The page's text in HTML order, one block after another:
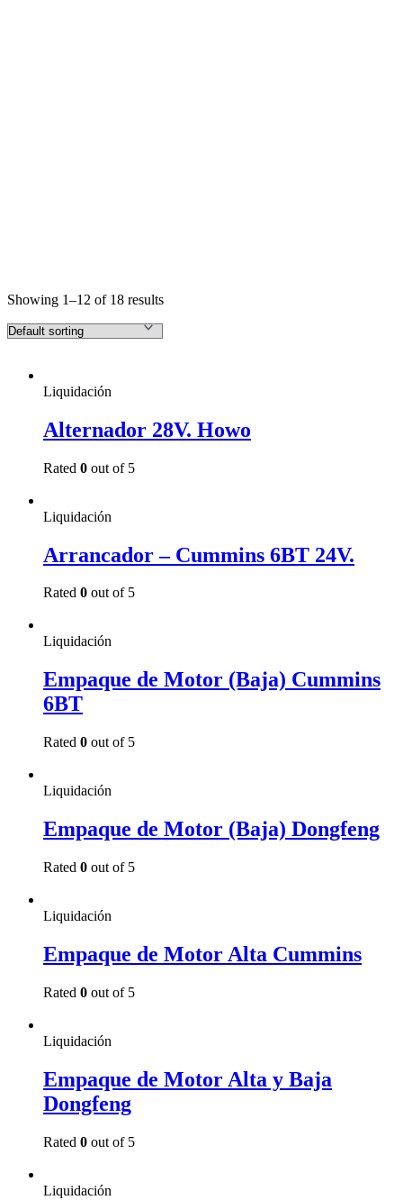
Showing 1–12 of 18 results
Liquidación
Alternador 28V. Howo
Rated 0 out of 5
Liquidación
Arrancador – Cummins 6BT 24V.
Rated 0 out of 5
Liquidación
Empaque de Motor (Baja) Cummins
6BT
Rated 0 out of 5
Liquidación
Empaque de Motor (Baja) Dongfeng
Rated 0 out of 5
Liquidación
Empaque de Motor Alta Cummins
Rated 0 out of 5
Liquidación
Empaque de Motor Alta y Baja
Dongfeng
Rated 0 out of 5
Liquidación